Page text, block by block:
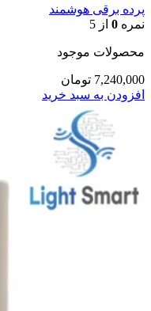
پرده برقی هوشمند
نمره 0 از 5
محصولات موجود
7,240,000 تومان
افزودن به سبد خرید